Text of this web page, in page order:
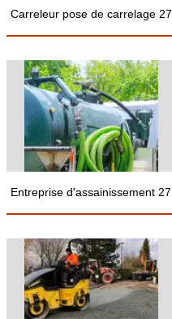
Carreleur pose de carrelage 27
Entreprise d'assainissement 27